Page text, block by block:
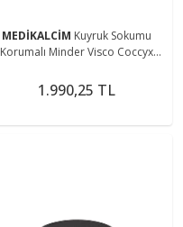
MEDİKALCİM Kuyruk Sokumu
Korumalı Minder Visco Coccyx
1.990,25 TL